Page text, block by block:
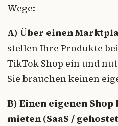
Wege:
A) Über einen
stellen Ihre Produkte
TikTok Shop ein und
Sie brauchen keinen
B) Einen eigenen
mieten (SaaS /